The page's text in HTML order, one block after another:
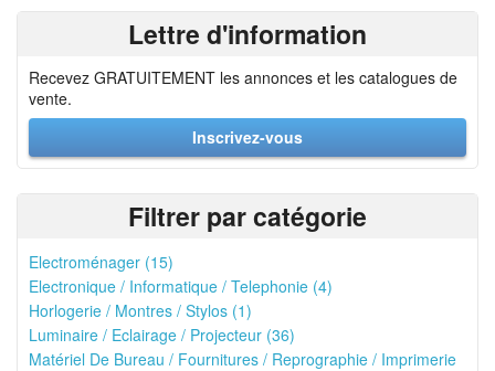
Lettre d'information
Recevez GRATUITEMENT les annonces et les catalogues de
vente.
Inscrivez-vous
Filtrer par catégorie
Electroménager (15)
Electronique / Informatique / Telephonie (4)
Horlogerie / Montres / Stylos (1)
Luminaire / Eclairage / Projecteur (36)
Matériel De Bureau / Fournitures / Reprographie / Imprimerie